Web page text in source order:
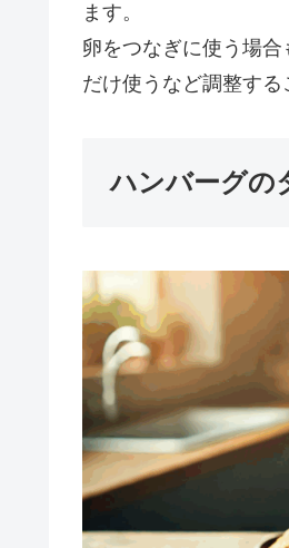
ます。
卵をつなぎに使う場
だけ使うなど調整する
ハンバーグの